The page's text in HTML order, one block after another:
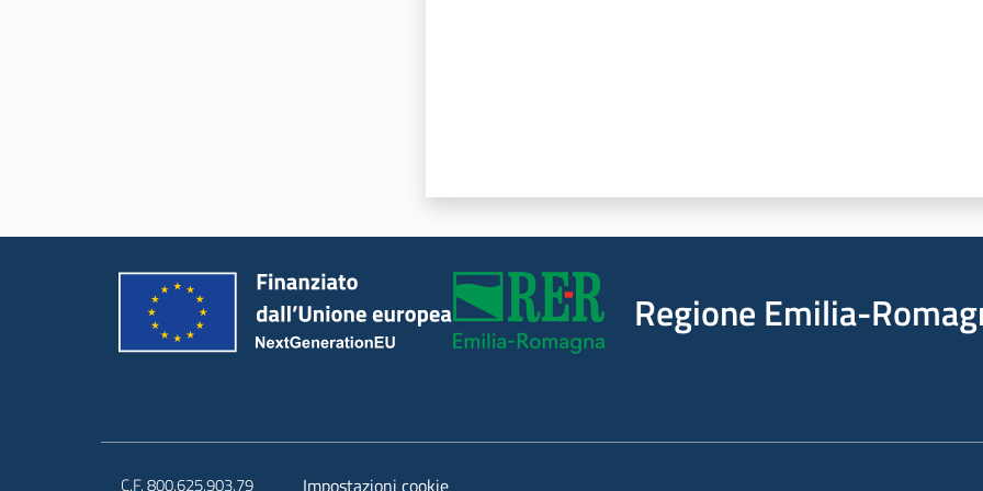
Regione Emilia-
C.F. 800.625.903.79 Impostazioni cookie